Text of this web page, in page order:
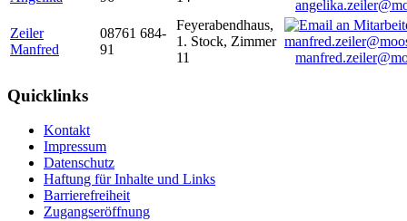
Zeiler
Manfred
08761 684-
91
Feyerabendhaus,
1. Stock, Zimmer
11
Quicklinks
Kontakt
Impressum
Datenschutz
Haftung für Inhalte und Links
Barrierefreiheit
Zugangseröffnung